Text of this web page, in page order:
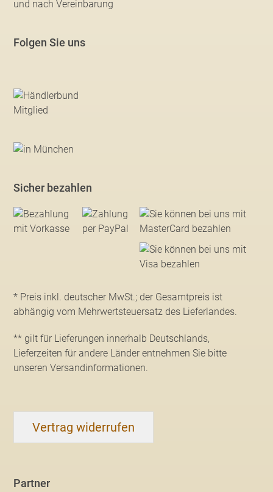
und nach Vereinbarung
Folgen Sie uns
Sicher bezahlen
* Preis inkl. deutscher MwSt.; der Gesamtpreis ist
abhängig vom Mehrwertsteuersatz des Lieferlandes.
** gilt für Lieferungen innerhalb Deutschlands,
Lieferzeiten für andere Länder entnehmen Sie bitte
unseren Versandinformationen.
Vertrag widerrufen
Partner